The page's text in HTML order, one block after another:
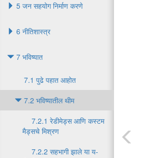
5 जन सहयोग निर्माण करणे
6 नीतिशास्त्र
7 भविष्यात
7.1 पुढे पहात आहोत
7.2 भविष्यातील थीम
7.2.1 रेडीमेड्स आणि कस्टम
मैड्सचे मिश्रण
7.2.2 सहभागी झाले या य-